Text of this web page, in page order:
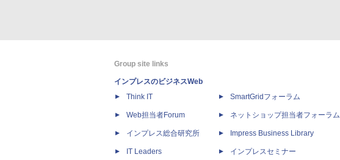
Group site links
インプレスのビジネスWeb
Think IT
Web担当者Forum
インプレス総合研究所
IT Leaders
SmartGridフォーラム
ネットショップ担当者フォーラム
Impress Business Library
インプレスセミナー